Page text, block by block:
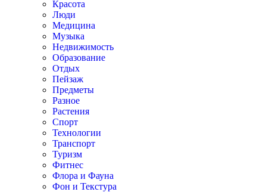
Красота
Люди
Медицина
Музыка
Недвижимость
Образование
Отдых
Пейзаж
Предметы
Разное
Растения
Спорт
Технологии
Транспорт
Туризм
Фитнес
Флора и Фауна
Фон и Текстура